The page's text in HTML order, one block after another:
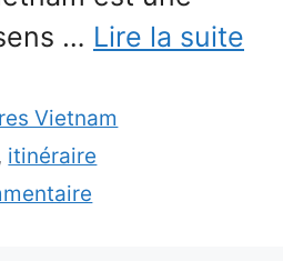
… Lire la suite
Vietnam
, itinéraire